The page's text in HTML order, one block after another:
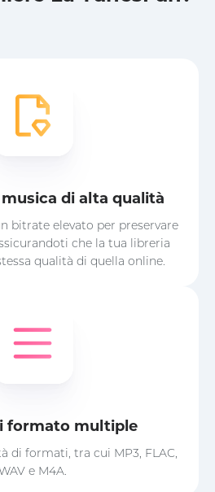
di alta qualità
bitrate elevato per preservare
che la tua libreria
qualità di quella online.
formato multiple
di formati, tra cui MP3, FLAC,
e M4A.